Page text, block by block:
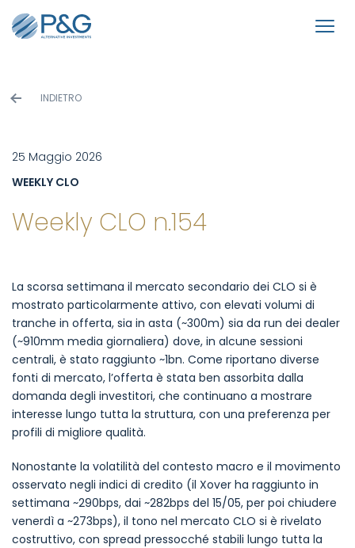
INDIETRO
25 Maggio 2026
WEEKLY CLO
Weekly CLO n.154
La scorsa settimana il mercato secondario dei CLO si è
mostrato particolarmente attivo, con elevati volumi di
tranche in offerta, sia in asta (~300m) sia da run dei dealer
(~910mm media giornaliera) dove, in alcune sessioni
centrali, è stato raggiunto ~1bn. Come riportano diverse
fonti di mercato, l’offerta è stata ben assorbita dalla
domanda degli investitori, che continuano a mostrare
interesse lungo tutta la struttura, con una preferenza per
profili di migliore qualità.
Nonostante la volatilità del contesto macro e il movimento
osservato negli indici di credito (il Xover ha raggiunto in
settimana ~290bps, dai ~282bps del 15/05, per poi chiudere
venerdì a ~273bps), il tono nel mercato CLO si è rivelato
costruttivo, con spread pressocché stabili lungo tutta la